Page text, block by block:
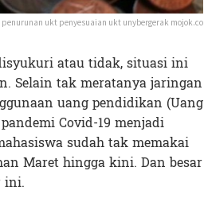
ukt penyesuaian ukt unybergerak mojok.co
atau tidak, situasi ini
Selain tak meratanya jaringan
uang pendidikan (Uang
Covid-19 menjadi
sudah tak memakai
Maret hingga kini. Dan besar
ini.